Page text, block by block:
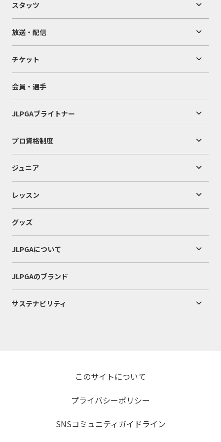
スタッツ
放送・配信
チケット
会員・選手
JLPGAブライトナー
プロ資格制度
ジュニア
レッスン
グッズ
JLPGAについて
JLPGAのブランド
サステナビリティ
このサイトについて
プライバシーポリシー
SNSコミュニティガイドライン